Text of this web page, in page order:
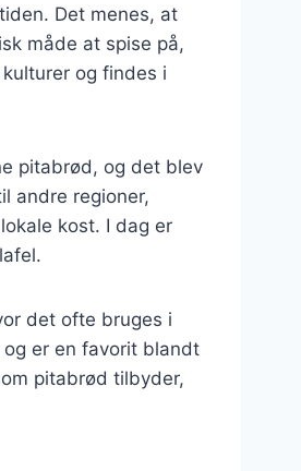
Det menes, at
måde at spise på,
og findes i
pitabrød, og det blev
andre regioner,
kost. I dag er
det ofte bruges i
er en favorit blandt
pitabrød tilbyder,